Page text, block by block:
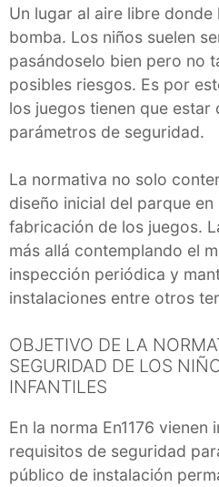
Un lugar al aire libre donde
bomba. Los niños suelen
pasándoselo bien pero no
posibles riesgos. Es por
los juegos tienen que
parámetros de seguridad.
La normativa no solo
diseño inicial del parque
fabricación de los juegos.
más allá contemplando el
inspección periódica y
instalaciones entre otros
OBJETIVO DE LA
SEGURIDAD DE LOS
INFANTILES
En la norma En1176
requisitos de seguridad
público de instalación